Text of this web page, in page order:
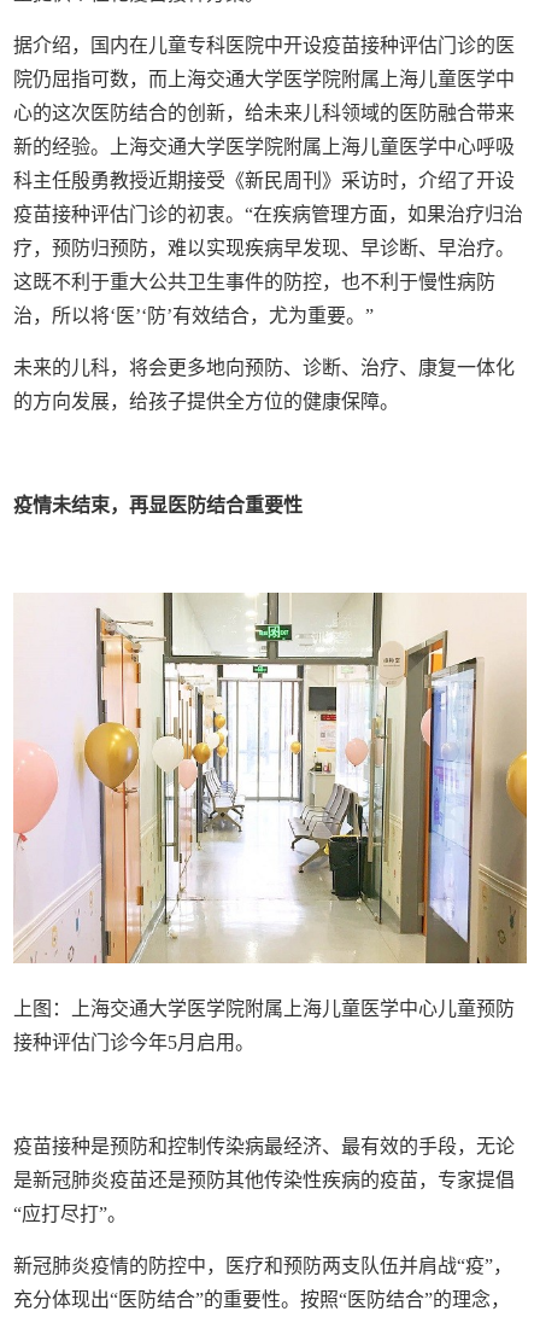
据介绍，国内在儿童专科医院中开设疫苗接种评估门诊的医
院仍屈指可数，而上海交通大学医学院附属上海儿童医学中
心的这次医防结合的创新，给未来儿科领域的医防融合带来
新的经验。上海交通大学医学院附属上海儿童医学中心呼吸
科主任殷勇教授近期接受《新民周刊》采访时，介绍了开设
疫苗接种评估门诊的初衷。“在疾病管理方面，如果治疗归治
疗，预防归预防，难以实现疾病早发现、早诊断、早治疗。
这既不利于重大公共卫生事件的防控，也不利于慢性病防
治，所以将‘医’‘防’有效结合，尤为重要。”
未来的儿科，将会更多地向预防、诊断、治疗、康复一体化
的方向发展，给孩子提供全方位的健康保障。
疫情未结束，再显医防结合重要性
上图：上海交通大学医学院附属上海儿童医学中心儿童预防
接种评估门诊今年5月启用。
疫苗接种是预防和控制传染病最经济、最有效的手段，无论
是新冠肺炎疫苗还是预防其他传染性疾病的疫苗，专家提倡
“应打尽打”。
新冠肺炎疫情的防控中，医疗和预防两支队伍并肩战“疫”，
充分体现出“医防结合”的重要性。按照“医防结合”的理念，